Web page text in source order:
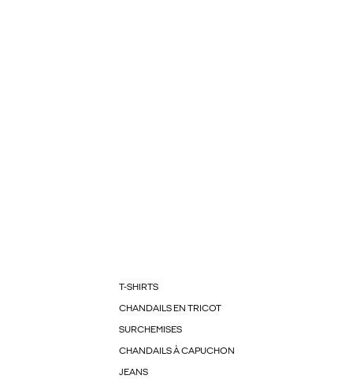
T-SHIRTS
CHANDAILS EN TRICOT
SURCHEMISES
CHANDAILS À CAPUCHON
JEANS